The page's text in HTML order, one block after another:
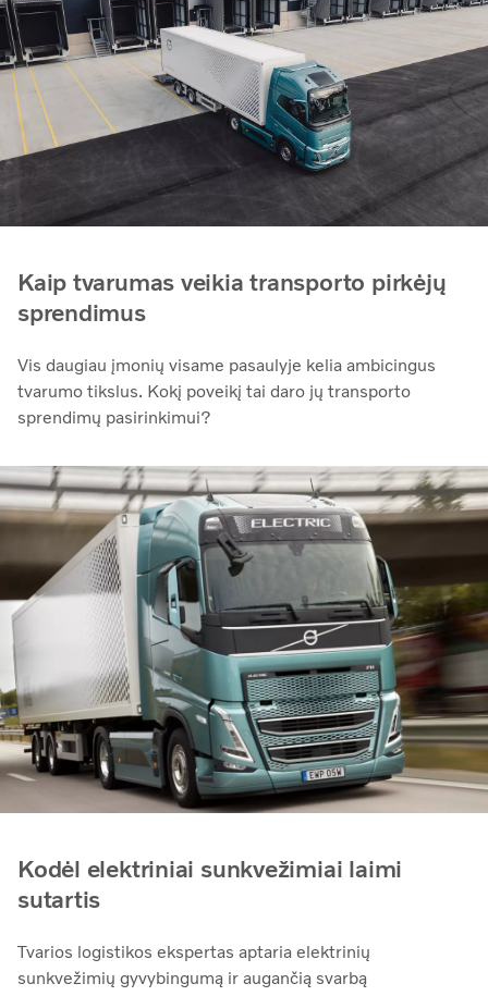
Kaip tvarumas veikia transporto pirkėjų
sprendimus
Vis daugiau įmonių visame pasaulyje kelia ambicingus
tvarumo tikslus. Kokį poveikį tai daro jų transporto
sprendimų pasirinkimui?
Kodėl elektriniai sunkvežimiai laimi
sutartis
Tvarios logistikos ekspertas aptaria elektrinių
sunkvežimių gyvybingumą ir augančią svarbą